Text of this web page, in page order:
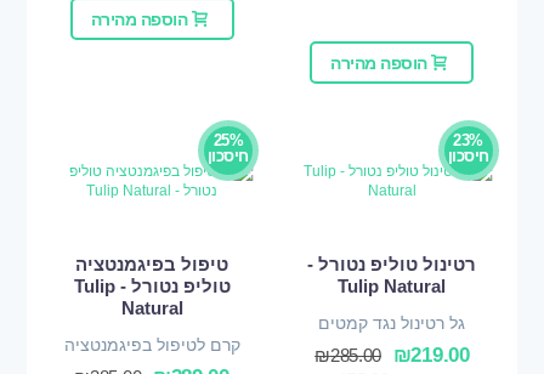
הוספה מהירה
הוספה מהירה
23%
חיסכון
רטינול טוליפ נטורל -
Tulip Natural
גל רטינול נגד קמטים
₪219.00
₪285.00
25%
חיסכון
טיפול בפיגמנטציה
טוליפ נטורל - Tulip
Natural
קרם לטיפול בפיגמנטציה